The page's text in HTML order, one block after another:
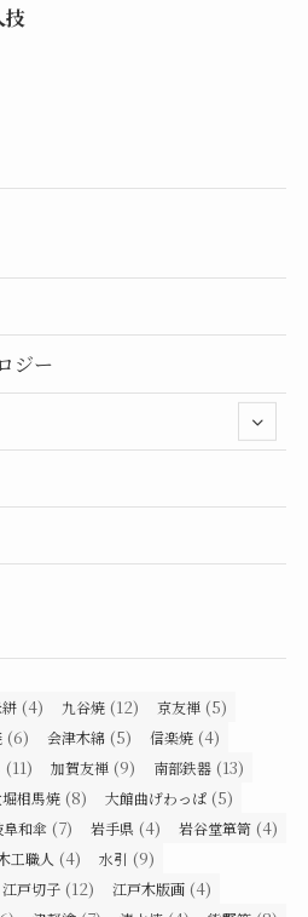
技
ジー
(4) 九谷焼 (12) 京友禅 (5)
(6) 会津木綿 (5) 信楽焼 (4)
(11) 加賀友禅 (9) 南部鉄器 (13)
相馬焼 (8) 大館曲げわっぱ (5)
阜和傘 (7) 岩手県 (4) 岩谷堂箪笥 (4)
工職人 (4) 水引 (9)
江戸切子 (12) 江戸木版画 (4)